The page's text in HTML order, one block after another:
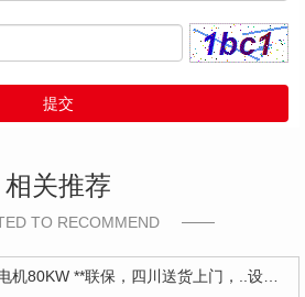
提交
相关推荐
TO RECOMMEND
潍柴发电机80KW **联保，四川送货上门，..设计安装